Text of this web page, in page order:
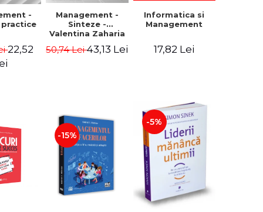
-
22,52
Management -
Sinteze -
Valentina Zaharia
50,74 Lei43,13 Lei
Informatica si
Management
17,82 Lei
-15%
-5%